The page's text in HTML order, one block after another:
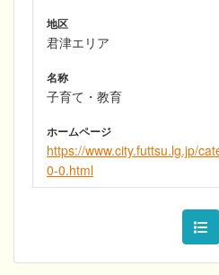
地区
君津エリア
名称
子育て・教育
ホームページ
https://www.city.futtsu.lg.jp/
0-0.html